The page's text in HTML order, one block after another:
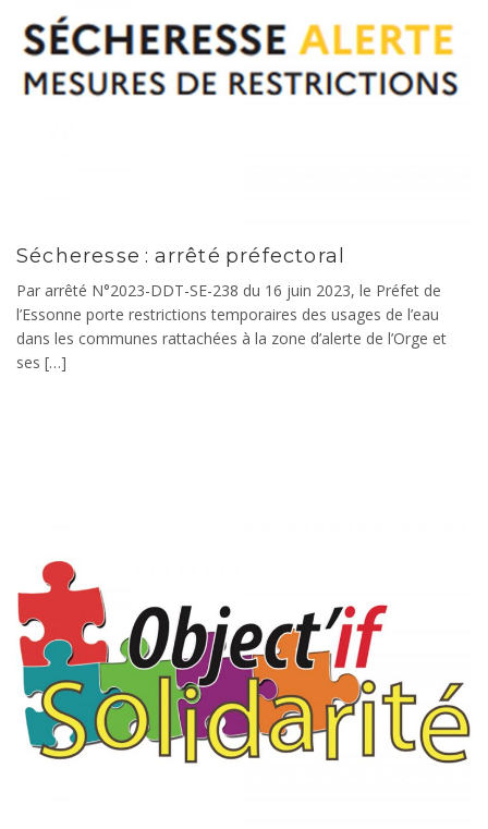
Sécheresse : arrêté préfectoral
Par arrêté N°2023-DDT-SE-238 du 16 juin 2023, le Préfet de
l’Essonne porte restrictions temporaires des usages de l’eau
dans les communes rattachées à la zone d’alerte de l’Orge et
ses […]